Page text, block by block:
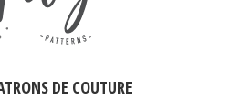
DE COUTURE